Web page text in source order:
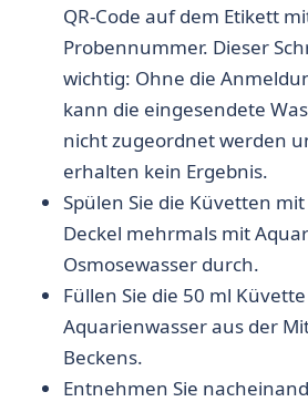
QR-Code auf dem Etikett
Probennummer. Dieser
wichtig: Ohne die
kann die eingesendete
nicht zugeordnet werden
erhalten kein Ergebnis.
Spülen Sie die Küvetten
Deckel mehrmals mit
Osmosewasser durch.
Füllen Sie die 50 ml
Aquarienwasser aus der
Beckens.
Entnehmen Sie